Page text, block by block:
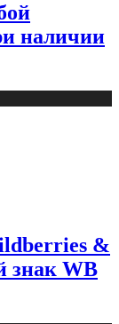
наличии
&
знак WB